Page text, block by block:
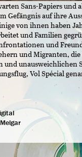
Sans-Papiers und
Gefängnis auf ihre
von ihnen haben
und Familien
und
und Migranten, die
und unausweichlichen
Vol Spécial